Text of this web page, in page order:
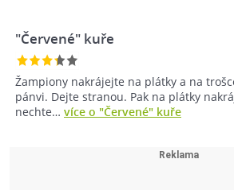
"Červené" kuře
Žampiony nakrájejte na plátky a na
pánvi. Dejte stranou. Pak na plátky
nechte… více o "Červené" kuře